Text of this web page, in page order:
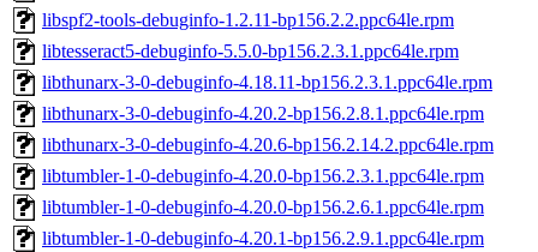
libspf2-tools-debuginfo-1.2.11-bp156.2.2.ppc64le.rpm
libtesseract5-debuginfo-5.5.0-bp156.2.3.1.ppc64le.rpm
libthunarx-3-0-debuginfo-4.18.11-bp156.2.3.1.ppc64le.rpm
libthunarx-3-0-debuginfo-4.20.2-bp156.2.8.1.ppc64le.rpm
libthunarx-3-0-debuginfo-4.20.6-bp156.2.14.2.ppc64le.rpm
libtumbler-1-0-debuginfo-4.20.0-bp156.2.3.1.ppc64le.rpm
libtumbler-1-0-debuginfo-4.20.0-bp156.2.6.1.ppc64le.rpm
libtumbler-1-0-debuginfo-4.20.1-bp156.2.9.1.ppc64le.rpm